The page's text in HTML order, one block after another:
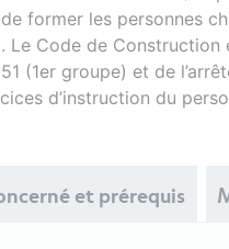
former les personnes
Le Code de Construction
(1er groupe) et de
d’instruction du
et prérequis